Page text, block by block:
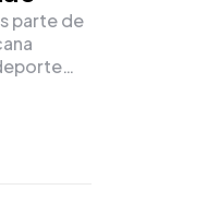
parte de